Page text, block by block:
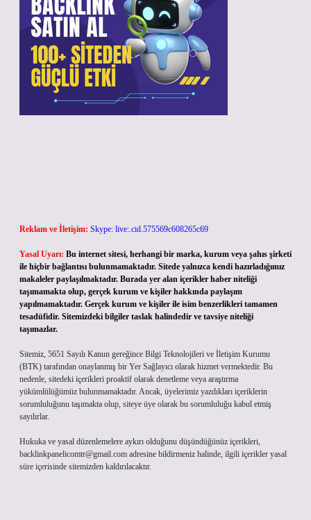
Reklam ve İletişim: Skype: live:.cid.575569c608265c69
Yasal Uyarı: Bu internet sitesi, herhangi bir marka, kurum veya şahıs şirketi
ile hiçbir bağlantısı bulunmamaktadır. Sitede yalnızca kendi hazırladığımız
makaleler paylaşılmaktadır. Burada yer alan içerikler haber niteliği
taşımamakta olup, gerçek kurum ve kişiler hakkında paylaşım
yapılmamaktadır. Gerçek kurum ve kişiler ile isim benzerlikleri tamamen
tesadüfidir. Sitemizdeki bilgiler taslak halindedir ve tavsiye niteliği
taşımazlar.
Sitemiz, 5651 Sayılı Kanun gereğince Bilgi Teknolojileri ve İletişim Kurumu
(BTK) tarafından onaylanmış bir Yer Sağlayıcı olarak hizmet vermektedir. Bu
nedenle, sitedeki içerikleri proaktif olarak denetleme veya araştırma
yükümlülüğümüz bulunmamaktadır. Ancak, üyelerimiz yazdıkları içeriklerin
sorumluluğunu taşımakta olup, siteye üye olarak bu sorumluluğu kabul etmiş
sayılırlar.
Hukuka ve yasal düzenlemelere aykırı olduğunu düşündüğünüz içerikleri,
backlinkpanelicomtr@gmail.com adresine bildirmeniz halinde, ilgili içerikler yasal
süre içerisinde sitemizden kaldırılacaktır.